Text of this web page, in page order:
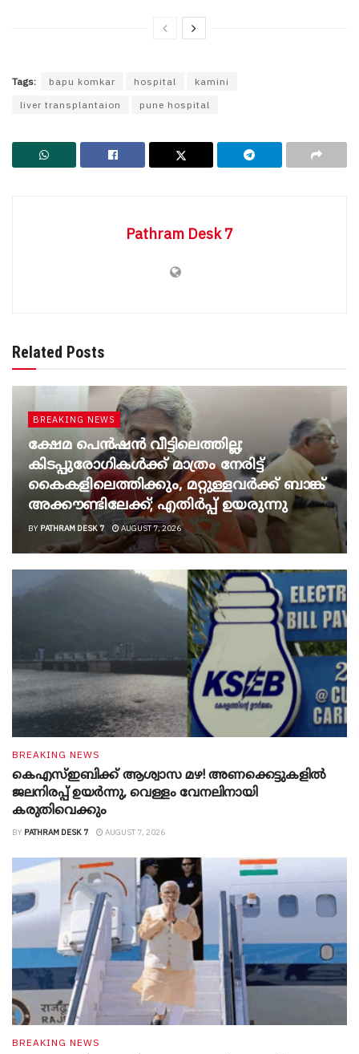
Tags: bapu komkar hospital
kamini
liver transplantaion
pune hospital
Pathram Desk 7
Related Posts
BREAKING NEWS
ക്ഷേമ പെൻഷൻ വീട്ടിലെത്തില്ല;
കിടപ്പുരോഗികൾക്ക് മാത്രം നേരിട്ട്
കൈകളിലെത്തിക്കും, മറ്റുള്ളവർക്ക് ബാങ്ക്
അക്കൗണ്ടിലേക്ക്; എതിർപ്പ് ഉയരുന്നു
BY PATHRAM DESK 7 AUGUST 7, 2026
BREAKING NEWS
കെഎസ്ഇബിക്ക് ആശ്വാസ മഴ! അണക്കെട്ടുകളിൽ
ജലനിരപ്പ് ഉയർന്നു, വെള്ളം വേനലിനായി
കരുതിവെക്കും
BY PATHRAM DESK 7 AUGUST 7, 2026
BREAKING NEWS